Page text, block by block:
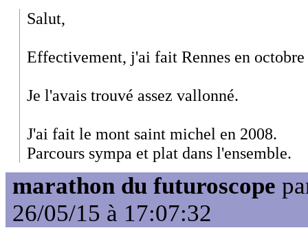
Salut,
Effectivement, j'ai fait Rennes en
Je l'avais trouvé assez vallonné.
J'ai fait le mont saint michel en 2008.
Parcours sympa et plat dans l'ensemble.
marathon du futuroscope
26/05/15 à 17:07:32